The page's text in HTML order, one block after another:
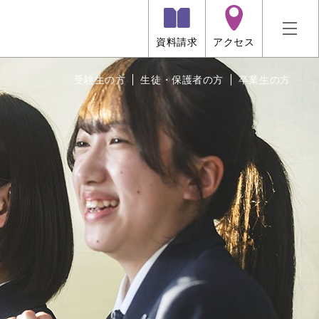
資料請求 アクセス
受験生の方 生徒・保護者の方 卒業生の方